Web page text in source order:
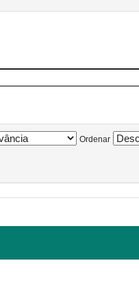
Ordenar